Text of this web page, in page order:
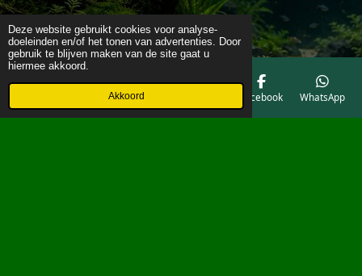
Deze website gebruikt cookies voor analyse-
doeleinden en/of het tonen van advertenties. Door
gebruik te blijven maken van de site gaat u
hiermee akkoord.
Akkoord
Telefoonnummer Facebook WhatsApp